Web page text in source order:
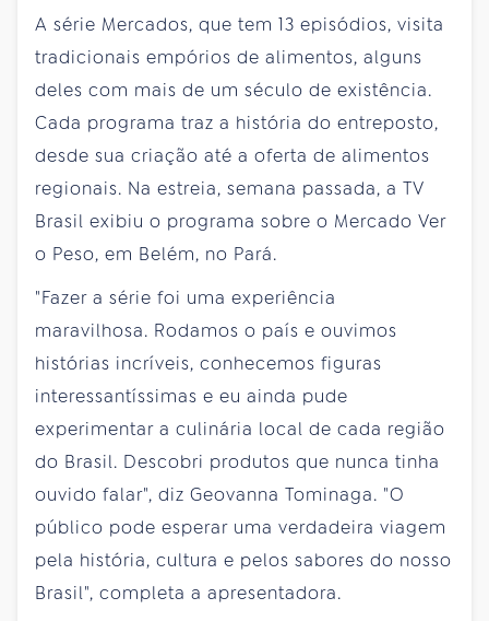
A série Mercados, que tem 13 episódios, visita
tradicionais empórios de alimentos, alguns
deles com mais de um século de existência.
Cada programa traz a história do entreposto,
desde sua criação até a oferta de alimentos
regionais. Na estreia, semana passada, a TV
Brasil exibiu o programa sobre o Mercado Ver
o Peso, em Belém, no Pará.
"Fazer a série foi uma experiência
maravilhosa. Rodamos o país e ouvimos
histórias incríveis, conhecemos figuras
interessantíssimas e eu ainda pude
experimentar a culinária local de cada região
do Brasil. Descobri produtos que nunca tinha
ouvido falar", diz Geovanna Tominaga. "O
público pode esperar uma verdadeira viagem
pela história, cultura e pelos sabores do nosso
Brasil", completa a apresentadora.